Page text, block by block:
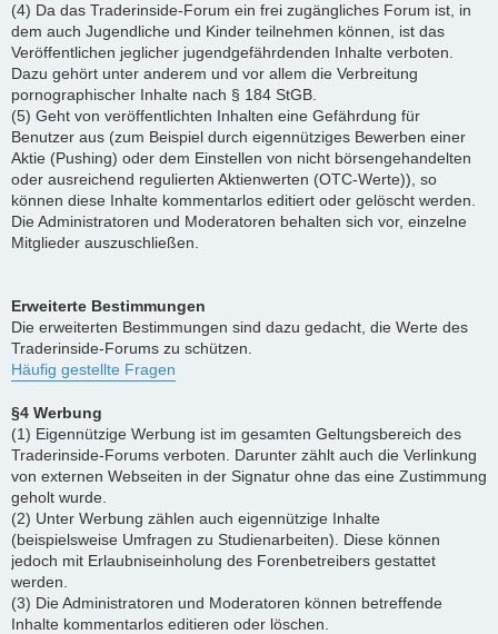
(4) Da das Traderinside-Forum ein frei zugängliches Forum ist, in
dem auch Jugendliche und Kinder teilnehmen können, ist das
Veröffentlichen jeglicher jugendgefährdenden Inhalte verboten.
Dazu gehört unter anderem und vor allem die Verbreitung
pornographischer Inhalte nach § 184 StGB.
(5) Geht von veröffentlichten Inhalten eine Gefährdung für
Benutzer aus (zum Beispiel durch eigennütziges Bewerben einer
Aktie (Pushing) oder dem Einstellen von nicht börsengehandelten
oder ausreichend regulierten Aktienwerten (OTC-Werte)), so
können diese Inhalte kommentarlos editiert oder gelöscht werden.
Die Administratoren und Moderatoren behalten sich vor, einzelne
Mitglieder auszuschließen.
Erweiterte Bestimmungen
Die erweiterten Bestimmungen sind dazu gedacht, die Werte des
Traderinside-Forums zu schützen.
Häufig gestellte Fragen
§4 Werbung
(1) Eigennützige Werbung ist im gesamten Geltungsbereich des
Traderinside-Forums verboten. Darunter zählt auch die Verlinkung
von externen Webseiten in der Signatur ohne das eine Zustimmung
geholt wurde.
(2) Unter Werbung zählen auch eigennützige Inhalte
(beispielsweise Umfragen zu Studienarbeiten). Diese können
jedoch mit Erlaubniseinholung des Forenbetreibers gestattet
werden.
(3) Die Administratoren und Moderatoren können betreffende
Inhalte kommentarlos editieren oder löschen.